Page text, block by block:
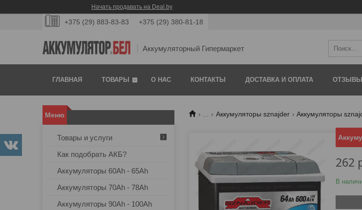
Начать продавать на Deal.by
+375 (29) 883-83-83 +375 (29) 380-81-18
Аккумуляторный Гипермаркет
ГЛАВНАЯ ТОВАРЫ О НАС КОНТАКТЫ ДОСТАВКА И ОПЛАТА ОТЗЫВЫ
... Аккумуляторы sznajder Аккумуляторы
262
В
Товары и услуги
Как подобрать АКБ?
Аккумуляторы 60Ah - 65Ah
Аккумуляторы 70Ah - 78Ah
Аккумуляторы 90Ah - 100Ah